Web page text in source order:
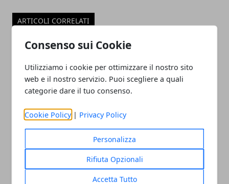
Consenso sui Cookie
Utilizziamo i cookie per ottimizzare il nostro sito
web e il nostro servizio. Puoi scegliere a quali
categorie dare il tuo consenso.
Cookie Policy | Privacy Policy
Personalizza
Rifiuta Opzionali
Accetta Tutto
ARTICOLI CORRELATI
Come aprire un blog: consigli per
scegliere un argomento e monetizzare